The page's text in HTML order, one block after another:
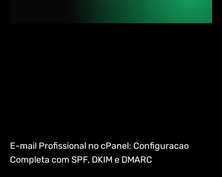
E-mail Profissional no cPanel: Configuracao
Completa com SPF, DKIM e DMARC